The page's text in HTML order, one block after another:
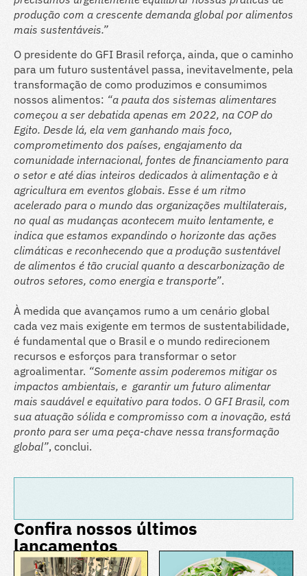
produção com a crescente demanda global por alimentos
mais sustentáveis.”
O presidente do GFI Brasil reforça, ainda, que o caminho
para um futuro sustentável passa, inevitavelmente, pela
transformação de como produzimos e consumimos
nossos alimentos: “a pauta dos sistemas alimentares
começou a ser debatida apenas em 2022, na COP do
Egito. Desde lá, ela vem ganhando mais foco,
comprometimento dos países, engajamento da
comunidade internacional, fontes de financiamento para
o setor e até dias inteiros dedicados à alimentação e à
agricultura em eventos globais. Esse é um ritmo
acelerado para o mundo das organizações multilaterais,
no qual as mudanças acontecem muito lentamente, e
indica que estamos expandindo o horizonte das ações
climáticas e reconhecendo que a produção sustentável
de alimentos é tão crucial quanto a descarbonização de
outros setores, como energia e transporte”.
À medida que avançamos rumo a um cenário global
cada vez mais exigente em termos de sustentabilidade,
é fundamental que o Brasil e o mundo redirecionem
recursos e esforços para transformar o setor
agroalimentar. “Somente assim poderemos mitigar os
impactos ambientais, e garantir um futuro alimentar
mais saudável e equitativo para todos. O GFI Brasil, com
sua atuação sólida e compromisso com a inovação, está
pronto para ser uma peça-chave nessa transformação
global”, conclui.
Confira nossos últimos
lançamentos